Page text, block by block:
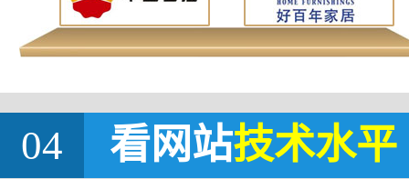
04 看网站技术水平